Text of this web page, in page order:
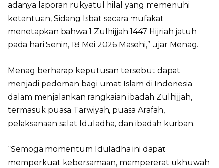
adanya laporan rukyatul hilal yang memenuhi
ketentuan, Sidang Isbat secara mufakat
menetapkan bahwa 1 Zulhijjah 1447 Hijriah jatuh
pada hari Senin, 18 Mei 2026 Masehi,” ujar Menag.
Menag berharap keputusan tersebut dapat
menjadi pedoman bagi umat Islam di Indonesia
dalam menjalankan rangkaian ibadah Zulhijjah,
termasuk puasa Tarwiyah, puasa Arafah,
pelaksanaan salat Iduladha, dan ibadah kurban.
“Semoga momentum Iduladha ini dapat
memperkuat kebersamaan, mempererat ukhuwah